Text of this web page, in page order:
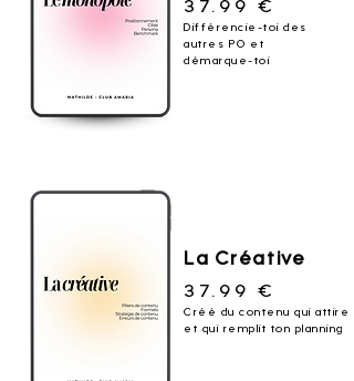
37.99 €
Différencie-toi des
autres PO et
démarque-toi
La Créative
37.99 €
Créé du contenu qui attire
et qui remplit ton planning